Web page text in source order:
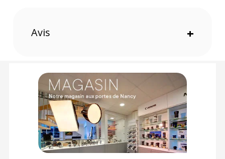
Poids : 660 g
Offre valable jusqu'au 07-08-2026 inclus.
Code EAN Advance Gaffer AT175 standard satiné -
50mmx50m - blanc - Gaffer - Achat et prix :5017374119332
Garantie 2 ans
(1) Nombre de points Fidélité estimés, hors remises au panier, basé
Avis +